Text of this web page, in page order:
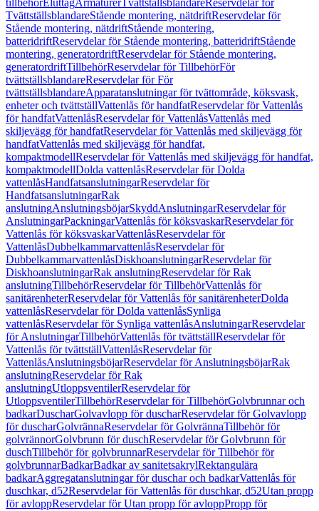
tillbehörEluttagArmaturerTvättställsblandareReservdelar för
TvättställsblandareStående montering, nätdriftReservdelar för
Stående montering, nätdriftStående montering,
batteridriftReservdelar för Stående montering, batteridriftStående
montering, generatordriftReservdelar för Stående montering,
generatordriftTillbehörReservdelar för TillbehörFör
tvättställsblandareReservdelar för För
tvättställsblandareApparatanslutningar för tvättområde, köksvask,
enheter och tvättställVattenlås för handfatReservdelar för Vattenlås
för handfatVattenlåsReservdelar för VattenlåsVattenlås med
skiljevägg för handfatReservdelar för Vattenlås med skiljevägg för
handfatVattenlås med skiljevägg för handfat,
kompaktmodellReservdelar för Vattenlås med skiljevägg för handfat,
kompaktmodellDolda vattenlåsReservdelar för Dolda
vattenlåsHandfatsanslutningarReservdelar för
HandfatsanslutningarRak
anslutningAnslutningsböjarSkyddAnslutningarReservdelar för
AnslutningarPackningarVattenlås för köksvaskarReservdelar för
Vattenlås för köksvaskarVattenlåsReservdelar för
VattenlåsDubbelkammarvattenlåsReservdelar för
DubbelkammarvattenlåsDiskhoanslutningarReservdelar för
DiskhoanslutningarRak anslutningReservdelar för Rak
anslutningTillbehörReservdelar för TillbehörVattenlås för
sanitärenheterReservdelar för Vattenlås för sanitärenheterDolda
vattenlåsReservdelar för Dolda vattenlåsSynliga
vattenlåsReservdelar för Synliga vattenlåsAnslutningarReservdelar
för AnslutningarTillbehörVattenlås för tvättställReservdelar för
Vattenlås för tvättställVattenlåsReservdelar för
VattenlåsAnslutningsböjarReservdelar för AnslutningsböjarRak
anslutningReservdelar för Rak
anslutningUtloppsventilerReservdelar för
UtloppsventilerTillbehörReservdelar för TillbehörGolvbrunnar och
badkarDuscharGolvavlopp för duscharReservdelar för Golvavlopp
för duscharGolvrännaReservdelar för GolvrännaTillbehör för
golvrännorGolvbrunn för duschReservdelar för Golvbrunn för
duschTillbehör för golvbrunnarReservdelar för Tillbehör för
golvbrunnarBadkarBadkar av sanitetsakrylRektangulära
badkarAggregatanslutningar för duschar och badkarVattenlås för
duschkar, d52Reservdelar för Vattenlås för duschkar, d52Utan propp
för avloppReservdelar för Utan propp för avloppPropp för